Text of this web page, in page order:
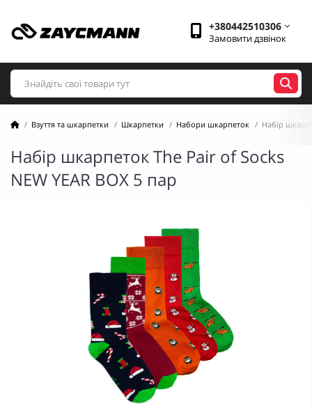
+380442510306
Замовити дзвінок
Взуття та шкарпетки Шкарпетки Набори шкарпеток Набір
Набір шкарпеток The Pair of Socks
NEW YEAR BOX 5 пар